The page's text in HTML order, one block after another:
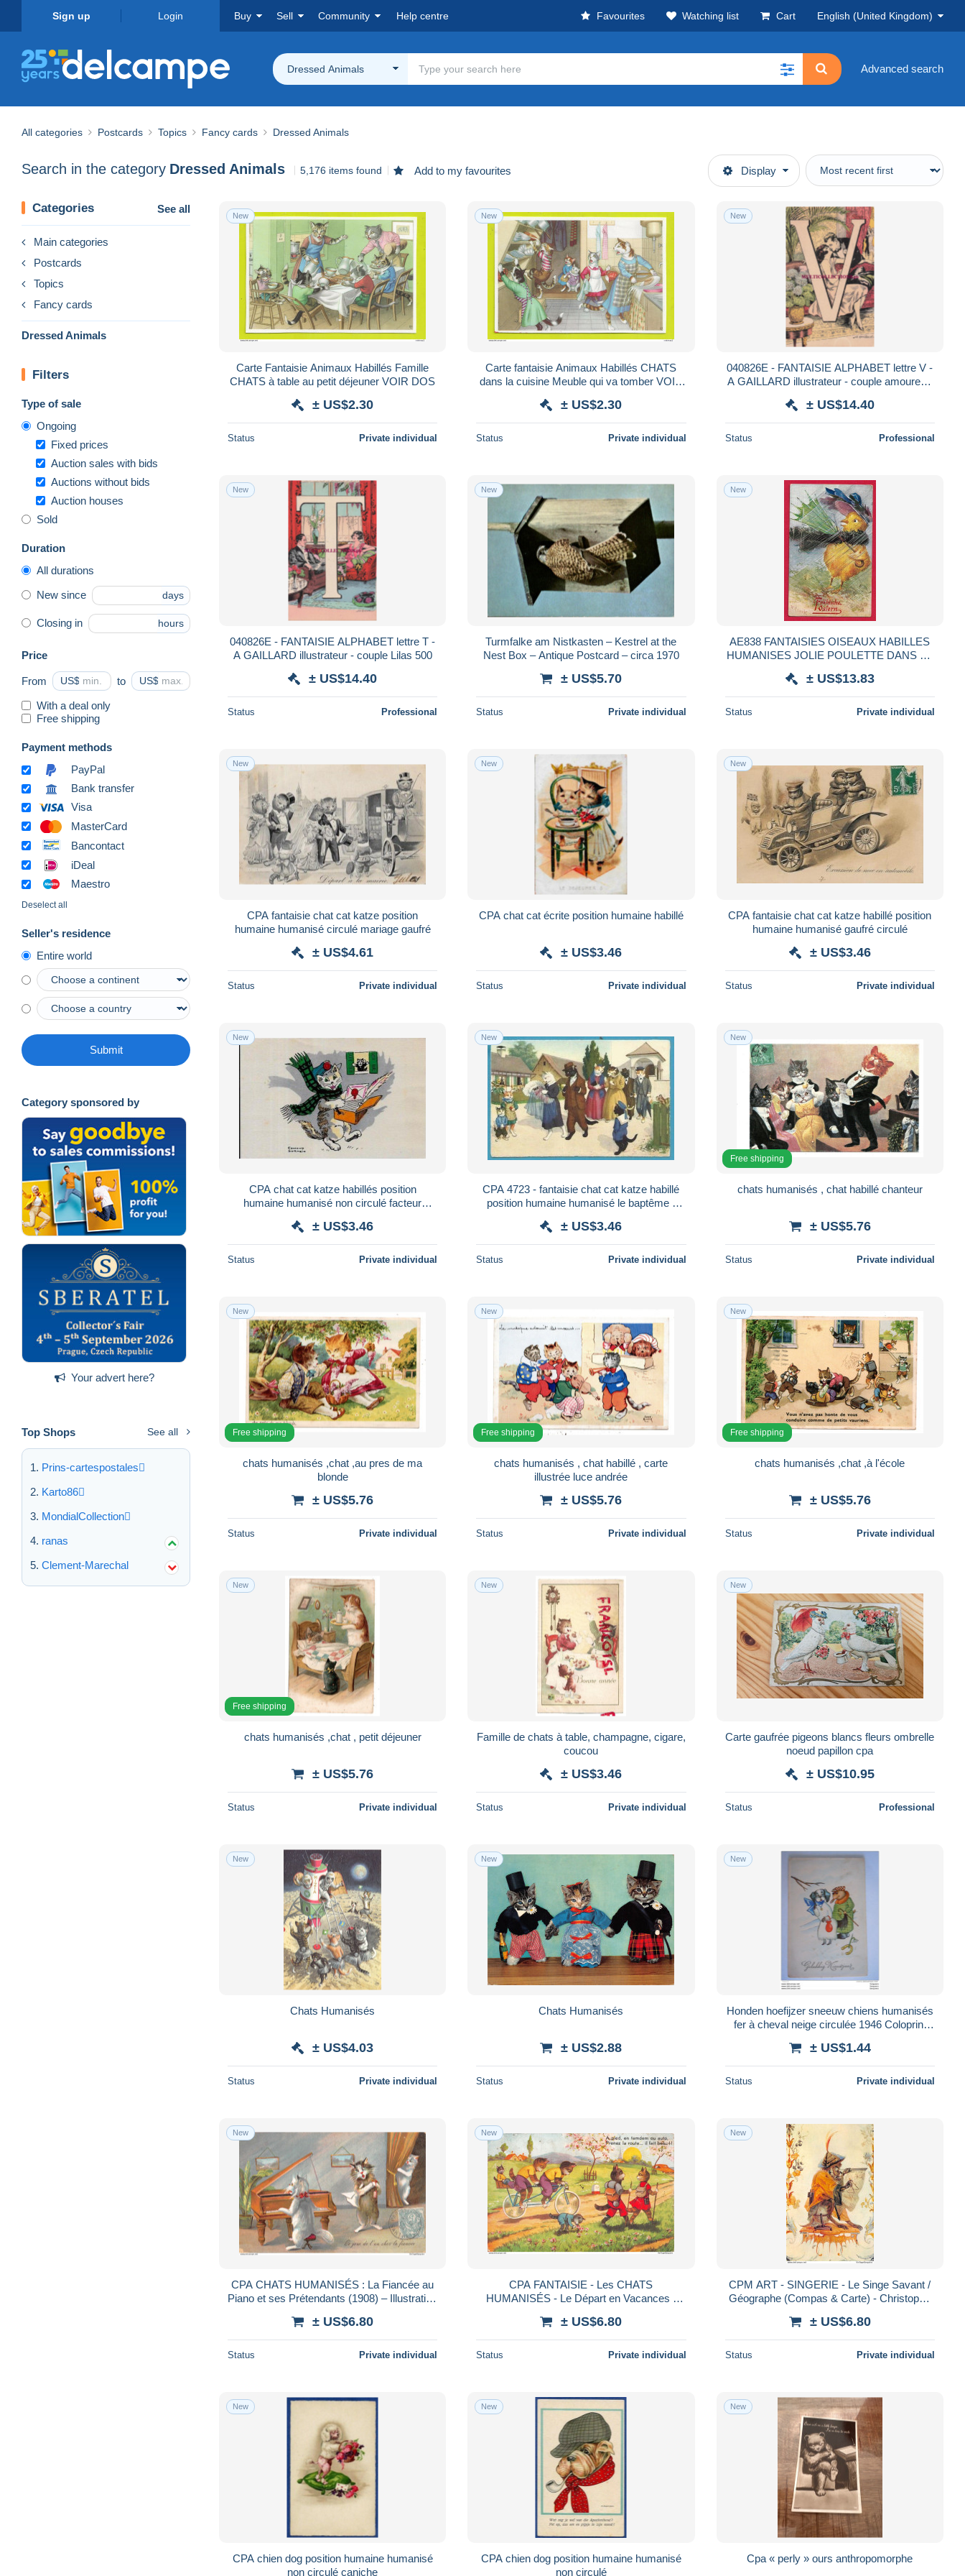
Sign up Login Buy Sell Community Help centre Favourites Watching list Cart English (United Kingdom)
Dressed Animals Advanced search
All categories Postcards Topics Fancy cards Dressed Animals
Search in the category Dressed Animals 5,176 items found Add to my favourites Display
Categories See all
Main categories
Postcards
Topics
Fancy cards
Dressed Animals
Filters
Type of sale
Ongoing
Fixed prices
Auction sales with bids
Auctions without bids
Auction houses
Sold
Duration
All durations
New since days
Closing in hours
Price
From US$ to US$
With a deal only
Free shipping
Payment methods
PayPal
Bank transfer
Visa
MasterCard
Bancontact
iDeal
Maestro
Deselect all
Seller's residence
Entire world
Submit
Category sponsored by
Your advert here?
Top Shops See all
Prins-cartespostales
Karto86
MondialCollection
ranas
Clement-Marechal
New
Carte Fantaisie Animaux Habillés Famille
CHATS à table au petit déjeuner VOIR DOS
± US$2.30
Status Private individual
New
Carte fantaisie Animaux Habillés CHATS
dans la cuisine Meuble qui va tomber VOIR
± US$2.30
Status Private individual
New
040826E - FANTAISIE ALPHABET lettre V -
A GAILLARD illustrateur - couple amoureux
± US$14.40
Status Professional
New
040826E - FANTAISIE ALPHABET lettre T -
A GAILLARD illustrateur - couple Lilas 500
± US$14.40
Status Professional
New
Turmfalke am Nistkasten – Kestrel at the
Nest Box – Antique Postcard – circa 1970
± US$5.70
Status Private individual
New
AE838 FANTAISIES OISEAUX HABILLES
HUMANISES JOLIE POULETTE DANS LA
PARAPLUIE BOA CARTE POSTALE O
± US$13.83
Status Private individual
New
CPA fantaisie chat cat katze position
humaine humanisé circulé mariage gaufré
± US$4.61
Status Private individual
New
CPA chat cat écrite position humaine habillé
± US$3.46
Status Private individual
New
CPA fantaisie chat cat katze habillé position
humaine humanisé gaufré circulé
± US$3.46
Status Private individual
New
CPA chat cat katze habillés position
humaine humanisé non circulé facteur
± US$3.46
Status Private individual
New
CPA 4723 - fantaisie chat cat katze habillé
position humaine humanisé le baptême -
± US$3.46
Status Private individual
New
Free shipping
chats humanisés , chat habillé chanteur
± US$5.76
Status Private individual
New
Free shipping
chats humanisés ,chat ,au pres de ma
blonde
± US$5.76
Status Private individual
New
Free shipping
chats humanisés , chat habillé , carte
illustrée luce andrée
± US$5.76
Status Private individual
New
Free shipping
chats humanisés ,chat ,à l'école
± US$5.76
Status Private individual
New
Free shipping
chats humanisés ,chat , petit déjeuner
± US$5.76
Status Private individual
New
Famille de chats à table, champagne, cigare,
coucou
± US$3.46
Status Private individual
New
Carte gaufrée pigeons blancs fleurs ombrelle
noeud papillon cpa
± US$10.95
Status Professional
New
Chats Humanisés
± US$4.03
Status Private individual
New
Chats Humanisés
± US$2.88
Status Private individual
New
Honden hoefijzer sneeuw chiens humanisés
fer à cheval neige circulée 1946 Coloprint
± US$1.44
Status Private individual
New
CPA CHATS HUMANISÉS : La Fiancée au
Piano et ses Prétendants (1908) – Illustration
± US$6.80
Status Private individual
New
CPA FANTAISIE - Les CHATS
HUMANISÉS - Le Départ en Vacances :
- M.D. PARIS - Rare
± US$6.80
Status Private individual
New
CPM ART - SINGERIE - Le Singe Savant /
Géographe (Compas & Carte) - Christophe
± US$6.80
Status Private individual
New
CPA chien dog position humaine humanisé
non circulé caniche
New
CPA chien dog position humaine humanisé
non circulé
New
Cpa « perly » ours anthropomorphe